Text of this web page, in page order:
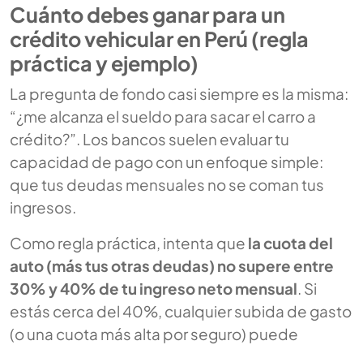
Cuánto debes ganar para un
crédito vehicular en Perú (regla
práctica y ejemplo)
La pregunta de fondo casi siempre es la misma:
“¿me alcanza el sueldo para sacar el carro a
crédito?”. Los bancos suelen evaluar tu
capacidad de pago con un enfoque simple:
que tus deudas mensuales no se coman tus
ingresos.
Como regla práctica, intenta que la cuota del
auto (más tus otras deudas) no supere entre
30% y 40% de tu ingreso neto mensual . Si
estás cerca del 40%, cualquier subida de gasto
(o una cuota más alta por seguro) puede